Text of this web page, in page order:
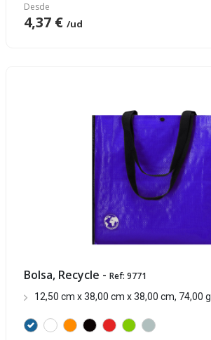
Desde
4,37 € /ud
Bolsa, Recycle - Ref: 9771
12,50 cm x 38,00 cm x 38,00 cm, 74,00 g